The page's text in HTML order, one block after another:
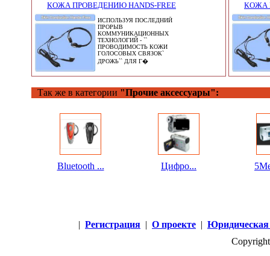
КОЖА ПРОВЕДЕНИЮ HANDS-FREE
ИСПОЛЬЗУЯ ПОСЛЕДНИЙ
ПРОРЫВ
КОММУНИКАЦИОННЫХ
ТЕХНОЛОГИЙ - ``
ПРОВОДИМОСТЬ КОЖИ
ГОЛОСОВЫХ СВЯЗОК`
ДРОЖЬ`` ДЛЯ Г�
КОЖА
Так же в категории "Прочие аксессуары":
Bluetooth ... Цифро...
| Регистрация | О проекте |